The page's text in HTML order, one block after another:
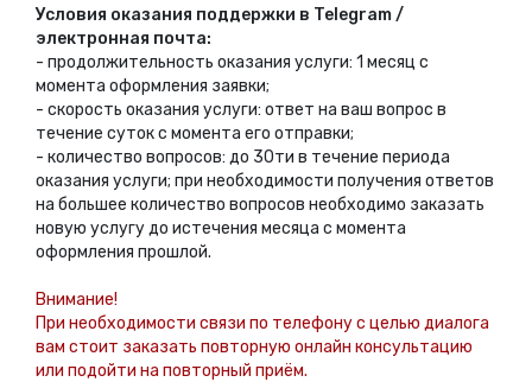
Условия оказания поддержки в Telegram /
электронная почта:
- продолжительность оказания услуги: 1 месяц с
момента оформления заявки;
- скорость оказания услуги: ответ на ваш вопрос в
течение суток с момента его отправки;
- количество вопросов: до 30ти в течение периода
оказания услуги; при необходимости получения ответов
на большее количество вопросов необходимо заказать
новую услугу до истечения месяца с момента
оформления прошлой.
Внимание!
При необходимости связи по телефону с целью диалога
вам стоит заказать повторную онлайн консультацию
или подойти на повторный приём.